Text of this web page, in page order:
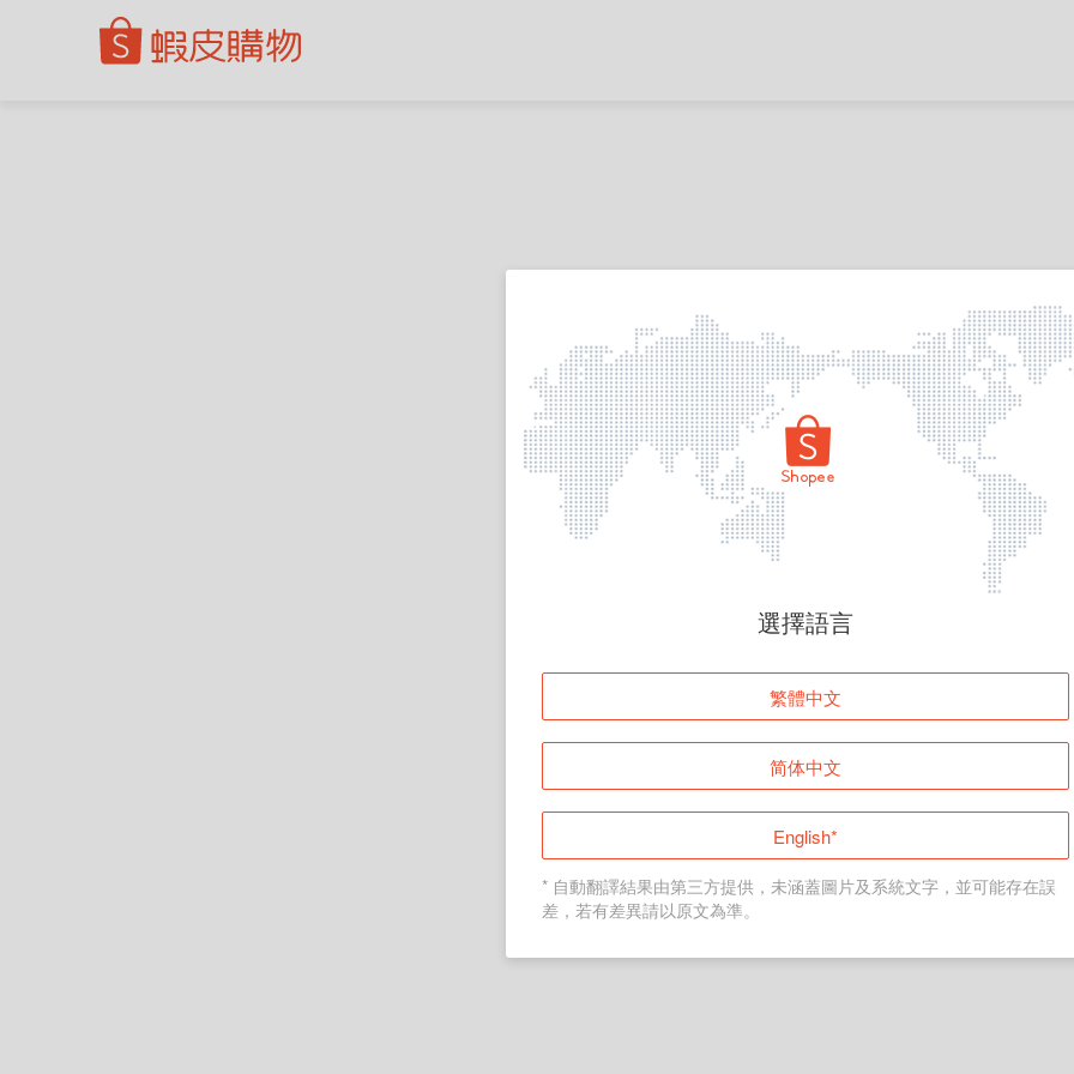
頁面無法顯示
登入
返回首頁
選擇語言
繁體中文
简体中文
English*
* 自動翻譯結果由第三方提供，未涵蓋圖片及系統文字，並可能存在誤
差，若有差異請以原文為準。